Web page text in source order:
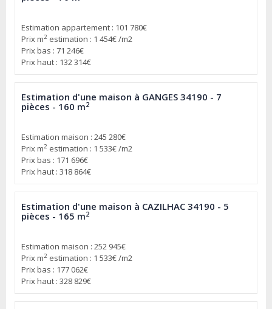
Estimation appartement : 101 780€
Prix m2 estimation : 1 454€ /m2
Prix bas : 71 246€
Prix haut : 132 314€
Estimation d'une maison à GANGES 34190 - 7
pièces - 160 m2
Estimation maison : 245 280€
Prix m2 estimation : 1 533€ /m2
Prix bas : 171 696€
Prix haut : 318 864€
Estimation d'une maison à CAZILHAC 34190 - 5
pièces - 165 m2
Estimation maison : 252 945€
Prix m2 estimation : 1 533€ /m2
Prix bas : 177 062€
Prix haut : 328 829€